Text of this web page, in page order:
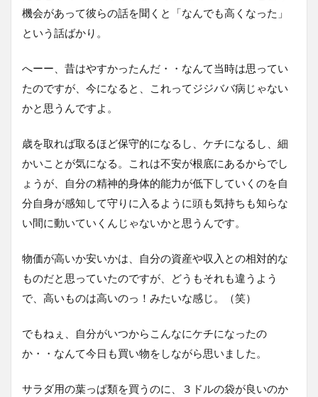
機会があって彼らの話を聞くと「なんでも高くなった」
という話ばかり。
へーー、昔はやすかったんだ・・なんて当時は思ってい
たのですが、今になると、これってジジババ病じゃない
かと思うんですよ。
歳を取れば取るほど保守的になるし、ケチになるし、細
かいことが気になる。これは不安が根底にあるからでし
ょうが、自分の精神的身体的能力が低下していくのを自
分自身が感知して守りに入るように頭も気持ちも知らな
い間に動いていくんじゃないかと思うんです。
物価が高いか安いかは、自分の資産や収入との相対的な
ものだと思っていたのですが、どうもそれも違うよう
で、高いものは高いのっ！みたいな感じ。（笑）
でもねぇ、自分がいつからこんなにケチになったの
か・・なんて今日も買い物をしながら思いました。
サラダ用の葉っぱ類を買うのに、３ドルの袋が良いのか